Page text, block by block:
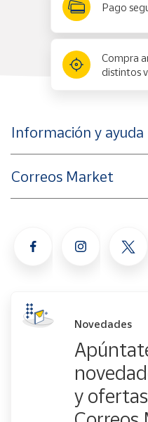
Pago
Compra
distintos
Información y ayuda
Correos Market
Novedades
y